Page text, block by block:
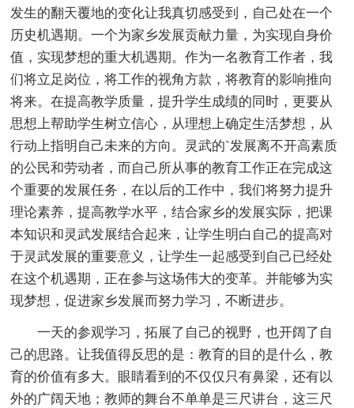
发生的翻天覆地的变化让我真切感受到，自己处在一个
历史机遇期。一个为家乡发展贡献力量，为实现自身价
值，实现梦想的重大机遇期。作为一名教育工作者，我
们将立足岗位，将工作的视角方款，将教育的影响推向
将来。在提高教学质量，提升学生成绩的同时，更要从
思想上帮助学生树立信心，从理想上确定生活梦想，从
行动上指明自己未来的方向。灵武的`发展离不开高素质
的公民和劳动者，而自己所从事的教育工作正在完成这
个重要的发展任务，在以后的工作中，我们将努力提升
理论素养，提高教学水平，结合家乡的发展实际，把课
本知识和灵武发展结合起来，让学生明白自己的提高对
于灵武发展的重要意义，让学生一起感受到自己已经处
在这个机遇期，正在参与这场伟大的变革。并能够为实
现梦想，促进家乡发展而努力学习，不断进步。
一天的参观学习，拓展了自己的视野，也开阔了自
己的思路。让我值得反思的是：教育的目的是什么，教
育的价值有多大。眼睛看到的不仅仅只有鼻梁，还有以
外的广阔天地；教师的舞台不单单是三尺讲台，这三尺